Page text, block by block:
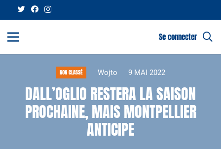
Se connecter
NON CLASSÉ Wojto 9 MAI 2022
DALL’OGLIO RESTERA LA SAISON
PROCHAINE, MAIS MONTPELLIER
ANTICIPE